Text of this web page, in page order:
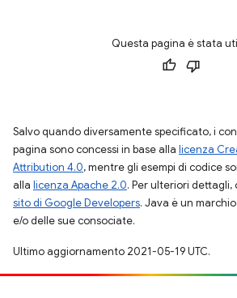
Questa pagina è stata
Salvo quando diversamente specificato, i
pagina sono concessi in base alla licenza
Attribution 4.0, mentre gli esempi di codice
alla licenza Apache 2.0. Per ulteriori dettagli,
sito di Google Developers. Java è un
e/o delle sue consociate.
Ultimo aggiornamento 2021-05-19 UTC.